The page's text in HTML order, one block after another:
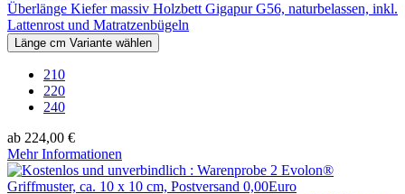
Überlänge Kiefer massiv Holzbett Gigapur G56, naturbelassen, inkl.
Lattenrost und Matratzenbügeln
Länge cm Variante wählen
210
220
240
ab 224,00 €
Mehr Informationen